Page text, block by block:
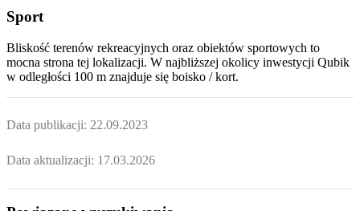
Sport
Bliskość terenów rekreacyjnych oraz obiektów sportowych to
mocna strona tej lokalizacji. W najbliższej okolicy inwestycji Qubik
w odległości 100 m znajduje się boisko / kort.
Data publikacji: 22.09.2023
Data aktualizacji: 17.03.2026